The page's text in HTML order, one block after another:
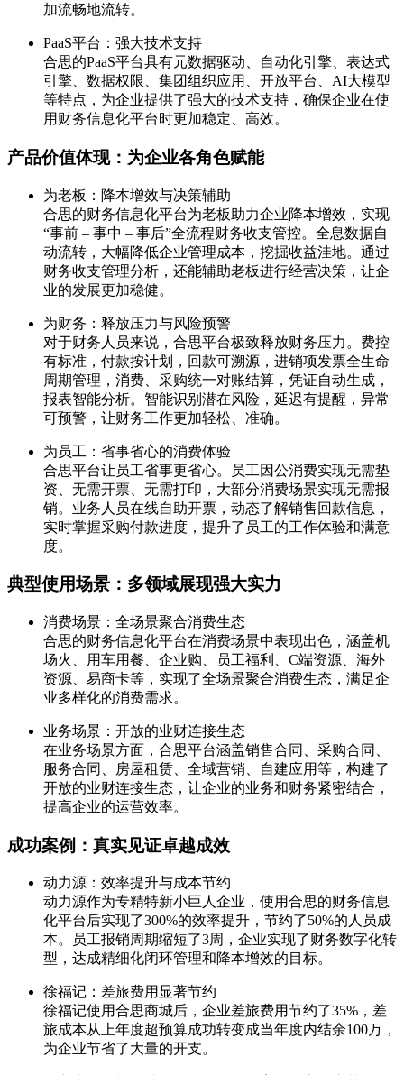
加流畅地流转。
PaaS平台：强大技术支持
合思的PaaS平台具有元数据驱动、自动化引擎、表达式
引擎、数据权限、集团组织应用、开放平台、AI大模型
等特点，为企业提供了强大的技术支持，确保企业在使
用财务信息化平台时更加稳定、高效。
产品价值体现：为企业各角色赋能
为老板：降本增效与决策辅助
合思的财务信息化平台为老板助力企业降本增效，实现
“事前 – 事中 – 事后”全流程财务收支管控。全息数据自
动流转，大幅降低企业管理成本，挖掘收益洼地。通过
财务收支管理分析，还能辅助老板进行经营决策，让企
业的发展更加稳健。
为财务：释放压力与风险预警
对于财务人员来说，合思平台极致释放财务压力。费控
有标准，付款按计划，回款可溯源，进销项发票全生命
周期管理，消费、采购统一对账结算，凭证自动生成，
报表智能分析。智能识别潜在风险，延迟有提醒，异常
可预警，让财务工作更加轻松、准确。
为员工：省事省心的消费体验
合思平台让员工省事更省心。员工因公消费实现无需垫
资、无需开票、无需打印，大部分消费场景实现无需报
销。业务人员在线自助开票，动态了解销售回款信息，
实时掌握采购付款进度，提升了员工的工作体验和满意
度。
典型使用场景：多领域展现强大实力
消费场景：全场景聚合消费生态
合思的财务信息化平台在消费场景中表现出色，涵盖机
场火、用车用餐、企业购、员工福利、C端资源、海外
资源、易商卡等，实现了全场景聚合消费生态，满足企
业多样化的消费需求。
业务场景：开放的业财连接生态
在业务场景方面，合思平台涵盖销售合同、采购合同、
服务合同、房屋租赁、全域营销、自建应用等，构建了
开放的业财连接生态，让企业的业务和财务紧密结合，
提高企业的运营效率。
成功案例：真实见证卓越成效
动力源：效率提升与成本节约
动力源作为专精特新小巨人企业，使用合思的财务信息
化平台后实现了300%的效率提升，节约了50%的人员成
本。员工报销周期缩短了3周，企业实现了财务数字化转
型，达成精细化闭环管理和降本增效的目标。
徐福记：差旅费用显著节约
徐福记使用合思商城后，企业差旅费用节约了35%，差
旅成本从上年度超预算成功转变成当年度内结余100万，
为企业节省了大量的开支。